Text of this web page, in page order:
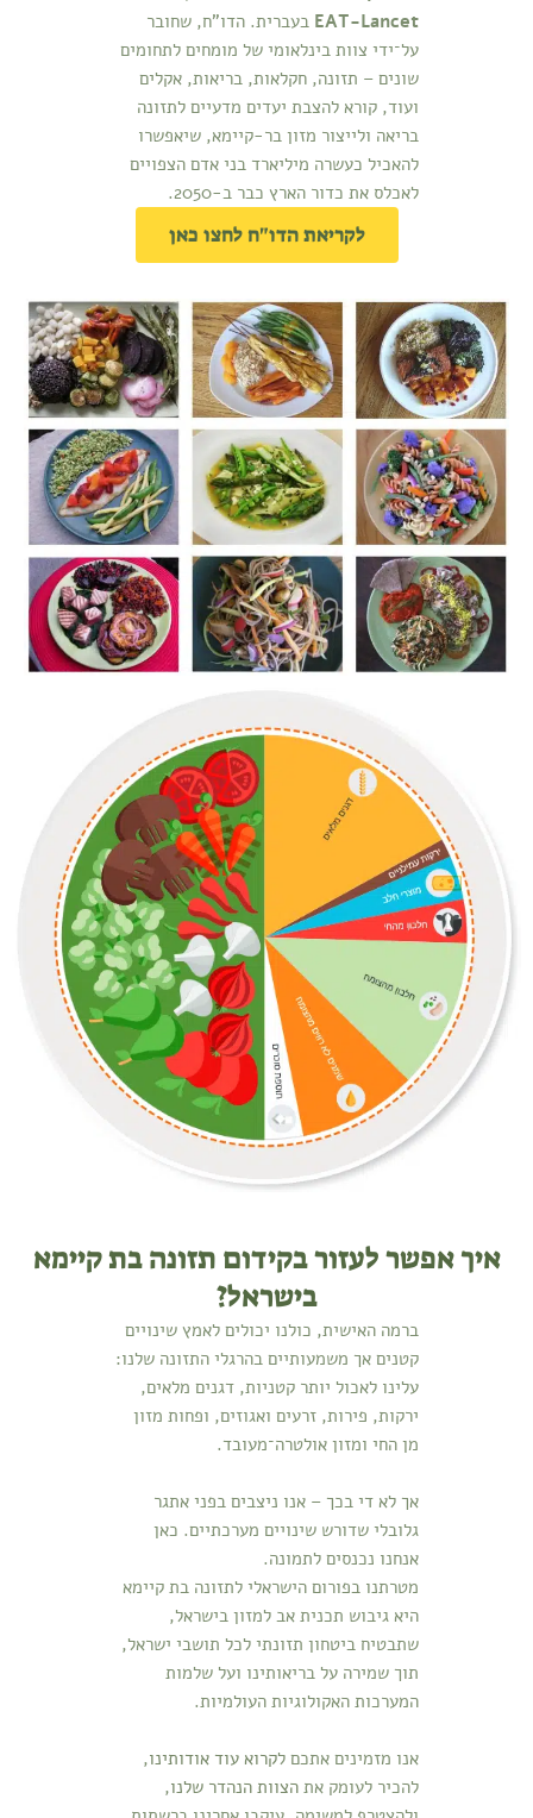
EAT-Lancet בעברית. הדו"ח, שחובר
על־ידי צוות בינלאומי של מומחים לתחומים
שונים – תזונה, חקלאות, בריאות, אקלים
ועוד, קורא להצבת יעדים מדעיים לתזונה
בריאה ולייצור מזון בר-קיימא, שיאפשרו
להאכיל כעשרה מיליארד בני אדם הצפויים
לאכלס את כדור הארץ כבר ב-2050.
לקריאת הדו"ח לחצו כאן
איך אפשר לעזור בקידום תזונה בת קיימא
בישראל?
ברמה האישית, כולנו יכולים לאמץ שינויים
קטנים אך משמעותיים בהרגלי התזונה שלנו:
עלינו לאכול יותר קטניות, דגנים מלאים,
ירקות, פירות, זרעים ואגוזים, ופחות מזון
מן החי ומזון אולטרה־מעובד.
אך לא די בכך – אנו ניצבים בפני אתגר
גלובלי שדורש שינויים מערכתיים. כאן
אנחנו נכנסים לתמונה.
מטרתנו בפורום הישראלי לתזונה בת קיימא
היא גיבוש תכנית אב למזון בישראל,
שתבטיח ביטחון תזונתי לכל תושבי ישראל,
תוך שמירה על בריאותינו ועל שלמות
המערכות האקולוגיות העולמיות.
אנו מזמינים אתכם לקרוא עוד אודותינו,
להכיר לעומק את הצוות הנהדר שלנו,